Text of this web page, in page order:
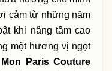
cảm từ những năm
khi nâng tầm cao
một hương vị ngọt
Mon Paris Couture